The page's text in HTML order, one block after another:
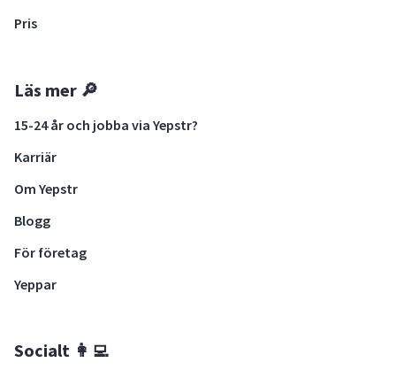
Pris
Läs mer 🔎
15-24 år och jobba via Yepstr?
Karriär
Om Yepstr
Blogg
För företag
Yeppar
Socialt 👩‍💻